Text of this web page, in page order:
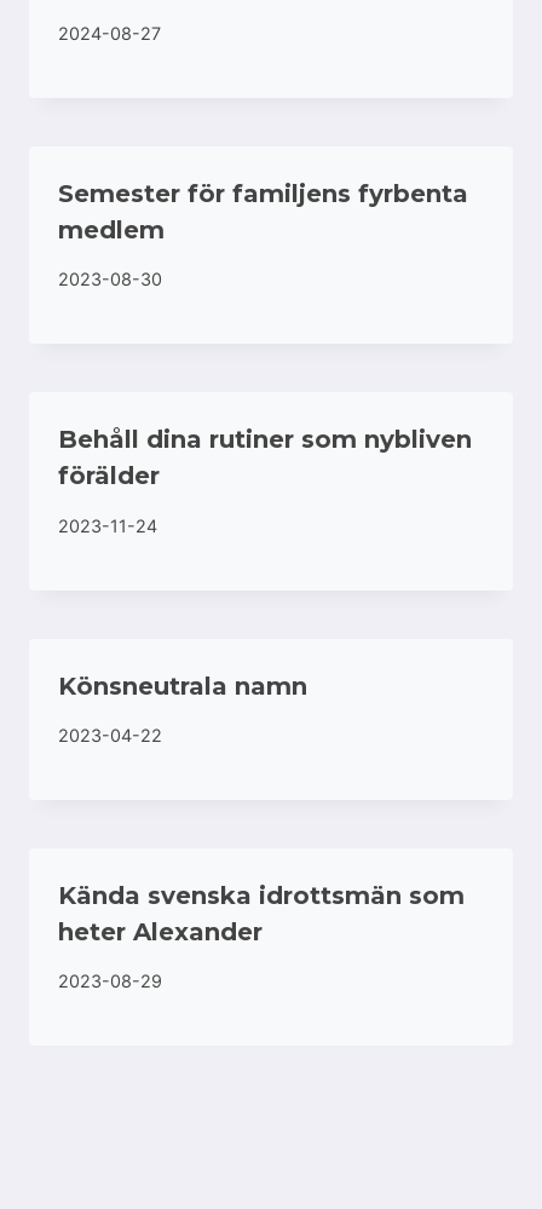
2024-08-27
Semester för familjens fyrbenta
medlem
2023-08-30
Behåll dina rutiner som nybliven
förälder
2023-11-24
Könsneutrala namn
2023-04-22
Kända svenska idrottsmän som
heter Alexander
2023-08-29